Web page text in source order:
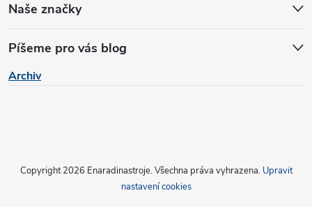
Naše značky
Píšeme pro vás blog
Archiv
Copyright 2026 Enaradinastroje. Všechna práva vyhrazena. Upravit
nastavení cookies